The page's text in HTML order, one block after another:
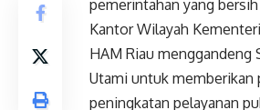
pemerintahan yang
Kantor Wilayah
HAM Riau menggandeng
Utami untuk memberikan
peningkatan pelayanan